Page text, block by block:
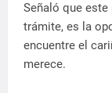
Señaló que
trámite, es la
encuentre el
merece.